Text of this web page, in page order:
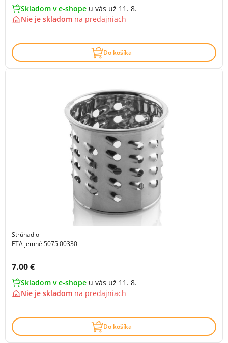
Skladom v e-shope u vás už 11. 8.
Nie je skladom na predajniach
Do košíka
Strúhadlo
ETA jemné 5075 00330
Cena s DPH:
7.00 €
Skladom v e-shope u vás už 11. 8.
Nie je skladom na predajniach
Do košíka